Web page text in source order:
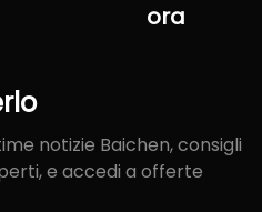
ora
notizie Baichen, consigli
e accedi a offerte